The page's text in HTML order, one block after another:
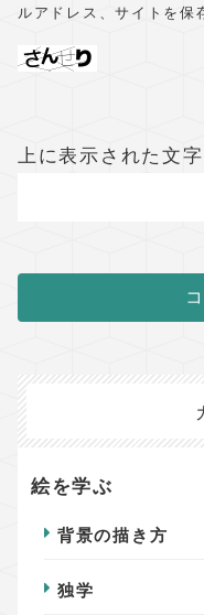
ルアドレス、サイトを保
上に表示された文
絵を学ぶ
背景の描き方
独学